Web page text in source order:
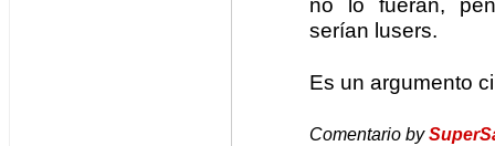
no lo fueran,
serían lusers.
Es un argumento
Comentario by